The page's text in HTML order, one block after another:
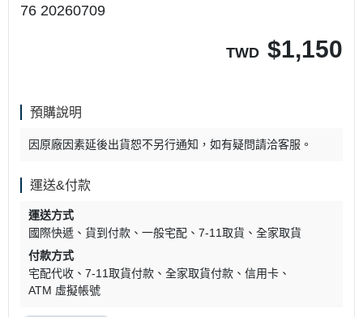
76 20260709
TWD $1,150
預購說明
因原廠因素延後出貨恕不另行通知，如有疑問請洽客服。
運送&付款
運送方式
國際快遞
貨到付款 一般宅配 7-11取貨
全家取貨
付款方式
宅配代收
7-11取貨付款 全家取貨付款
信用卡
ATM 虛擬帳號